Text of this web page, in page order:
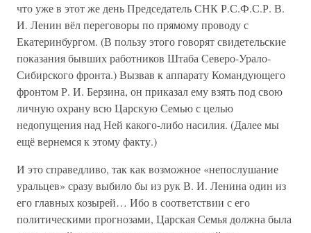
что уже в этот же день Председатель СНК Р.С.Ф.С.Р. В.
И. Ленин вёл переговоры по прямому проводу с
Екатеринбургом. (В пользу этого говорят свидетельские
показания бывших работников Штаба Северо-Урало-
Сибирского фронта.) Вызвав к аппарату Командующего
фронтом Р. И. Берзина, он приказал ему взять под свою
личную охрану всю Царскую Семью с целью
недопущения над Ней какого-либо насилия. (Далее мы
ещё вернемся к этому факту.)
И это справедливо, так как возможное «непослушание
уральцев» сразу выбило бы из рук В. И. Ленина один из
его главных козырей… Ибо в соответствии с его
политическими прогнозами, Царская Семья должна была